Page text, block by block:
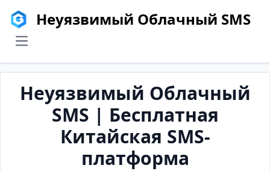
Неуязвимый Облачный SMS
menu
Неуязвимый Облачный
SMS | Бесплатная
Китайская SMS-
платформа